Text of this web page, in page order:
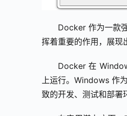
Docker 作为一款
挥着重要的作用，展现
Docker 在
上运行。Windows 作
致的开发、测试和部署